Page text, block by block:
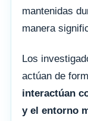
mantenidas
manera
Los
actúan de
interactúan
y el entorno